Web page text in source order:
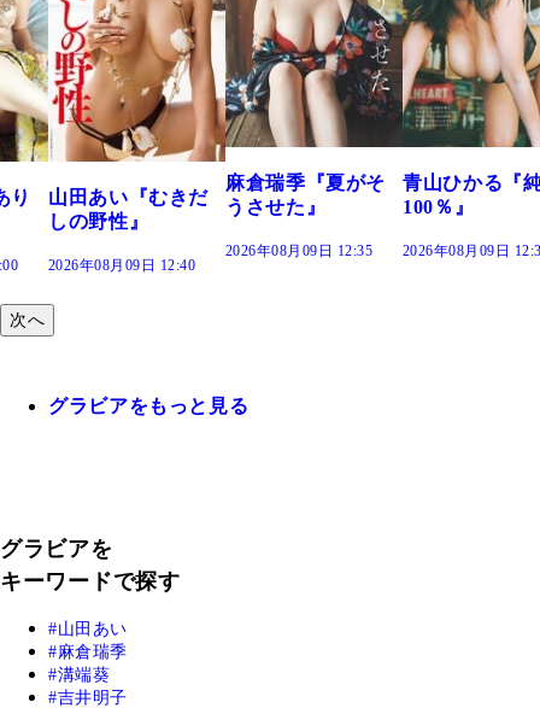
い『むきだ
性』
08月09日 12:40
麻倉瑞季『夏がそ
うさせた』
2026年08月09日 12:35
青山ひかる『純度
100％』
2026年08月09日 12:30
溝端
つの
で。
2026年
次へ
グラビアをもっと見る
グラビアを
キーワードで探す
山田あい
麻倉瑞季
溝端葵
吉井明子